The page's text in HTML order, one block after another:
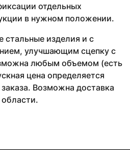
отдельных
в нужном положении.
стальные изделия и с
улучшающим сцепку с
любым объемом (есть
цена определяется
Возможна доставка